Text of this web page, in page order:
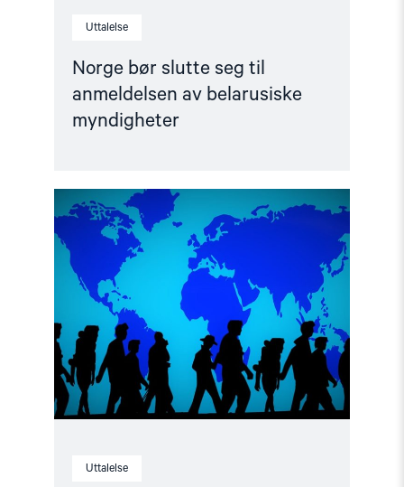
Uttalelse
Norge bør slutte seg til
anmeldelsen av belarusiske
myndigheter
Uttalelse
article
"Visum-
og
asylpolitikk
overfor
menneskerettighetsforsvarere
Belarus
og
Russland"